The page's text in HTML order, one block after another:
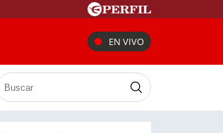
EN VIVO